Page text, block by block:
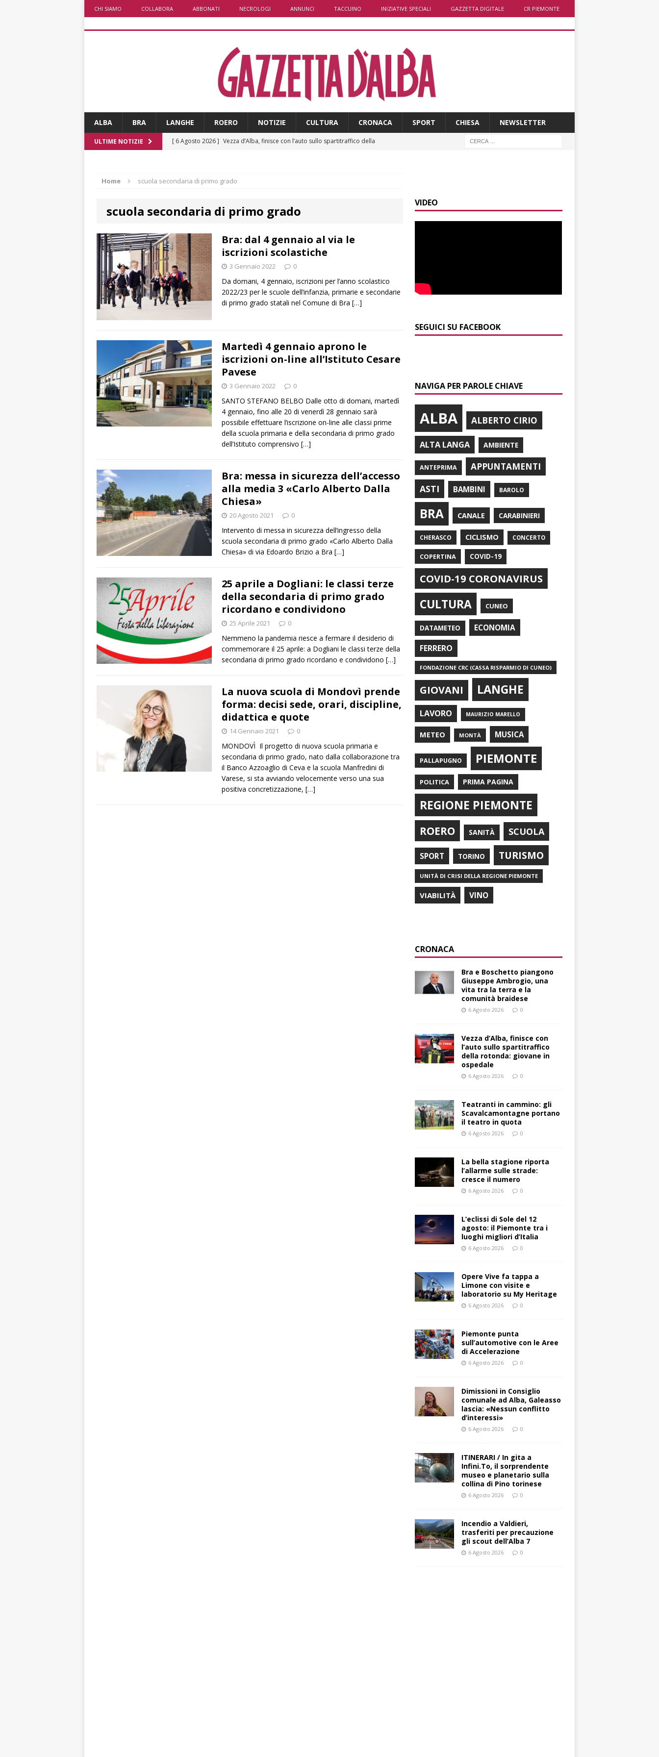
CHI SIAMO COLLABORA ABBONATI NECROLOGI ANNUNCI TACCUINO INIZIATIVE SPECIALI GAZZETTA DIGITALE CR PIEMONTE
ALBA BRA LANGHE ROERO NOTIZIE CULTURA CRONACA SPORT CHIESA NEWSLETTER
ULTIME NOTIZIE [ 6 Agosto 2026 ] Vezza d’Alba, finisce con l’auto sullo spartitraffico della
[ 6 Agosto 2026 ] Piemonte punta sull’automotive con le Aree di Accelerazione
[ 6 Agosto 2026 ]
Dimissioni in Consiglio comunale ad Alba, Galeasso lascia:
«Nessun conflitto d’interessi»
ALBA
[ 6 Agosto 2026 ]
planetario sulla collina di Pino torinese
ALBA
[ 6 Agosto 2026 ]
Incendio a Valdieri, trasferiti per precauzione gli scout
[ 6 Agosto 2026 ]
Palio di Asti, Andrea Calamassi confermato mossiere per
l’edizione 2026
ALTRE NOTIZIE
[ 6 Agosto 2026 ]
Bra e Boschetto piangono Giuseppe Ambrogio, una vita tra la
terra e la comunità braidese
BRA
Home scuola secondaria di primo grado
scuola secondaria di primo grado
Bra: dal 4 gennaio al via le
iscrizioni scolastiche
3 Gennaio 2022 0
Da domani, 4 gennaio, iscrizioni per l’anno scolastico
2022/23 per le scuole dell’infanzia, primarie e secondarie
di primo grado statali nel Comune di Bra […]
Martedì 4 gennaio aprono le
iscrizioni on-line all’Istituto Cesare
Pavese
3 Gennaio 2022 0
SANTO STEFANO BELBO Dalle otto di domani, martedì
4 gennaio, fino alle 20 di venerdì 28 gennaio sarà
possibile effettuare l’iscrizione on-line alle classi prime
della scuola primaria e della secondaria di primo grado
dell’Istituto comprensivo […]
Bra: messa in sicurezza dell’accesso
alla media 3 «Carlo Alberto Dalla
Chiesa»
20 Agosto 2021 0
Intervento di messa in sicurezza dell’ingresso della
scuola secondaria di primo grado «Carlo Alberto Dalla
Chiesa» di via Edoardo Brizio a Bra […]
25 aprile a Dogliani: le classi terze
della secondaria di primo grado
ricordano e condividono
25 Aprile 2021 0
Nemmeno la pandemia riesce a fermare il desiderio di
commemorare il 25 aprile: a Dogliani le classi terze della
secondaria di primo grado ricordano e condividono […]
La nuova scuola di Mondovì prende
forma: decisi sede, orari, discipline,
didattica e quote
14 Gennaio 2021 0
MONDOVÌ Il progetto di nuova scuola primaria e
secondaria di primo grado, nato dalla collaborazione tra
il Banco Azzoaglio di Ceva e la scuola Manfredini di
Varese, si sta avviando velocemente verso una sua
positiva concretizzazione, […]
VIDEO
SEGUICI SU FACEBOOK
NAVIGA PER PAROLE CHIAVE
ALBA ALBERTO CIRIO
ALTA LANGA AMBIENTE
ANTEPRIMA
APPUNTAMENTI
ASTI
BAMBINI BAROLO
BRA CANALE CARABINIERI
CHERASCO CICLISMO CONCERTO
COPERTINA COVID-19
COVID-19 CORONAVIRUS
CULTURA CUNEO
DATAMETEO ECONOMIA
FERRERO
FONDAZIONE CRC (CASSA RISPARMIO DI CUNEO)
GIOVANI LANGHE
LAVORO MAURIZIO MARELLO
METEO MONTÀ MUSICA
PALLAPUGNO PIEMONTE
POLITICA PRIMA PAGINA
REGIONE PIEMONTE
ROERO SANITÀ SCUOLA
SPORT TORINO TURISMO
UNITÀ DI CRISI DELLA REGIONE PIEMONTE
VIABILITÀ VINO
CRONACA
Bra e Boschetto piangono
Giuseppe Ambrogio, una
vita tra la terra e la
comunità braidese
6 Agosto 2026 0
Vezza d’Alba, finisce con
l’auto sullo spartitraffico
della rotonda: giovane in
ospedale
6 Agosto 2026 0
Teatranti in cammino: gli
Scavalcamontagne portano
il teatro in quota
6 Agosto 2026 0
La bella stagione riporta
l’allarme sulle strade:
cresce il numero
6 Agosto 2026 0
L’eclissi di Sole del 12
agosto: il Piemonte tra i
luoghi migliori d’Italia
6 Agosto 2026 0
Opere Vive fa tappa a
Limone con visite e
laboratorio su My Heritage
6 Agosto 2026 0
Piemonte punta
sull’automotive con le Aree
di Accelerazione
6 Agosto 2026 0
Dimissioni in Consiglio
comunale ad Alba, Galeasso
lascia: «Nessun conflitto
d’interessi»
6 Agosto 2026 0
ITINERARI / In gita a
Infini.To, il sorprendente
museo e planetario sulla
collina di Pino torinese
6 Agosto 2026 0
Incendio a Valdieri,
trasferiti per precauzione
gli scout dell’Alba 7
6 Agosto 2026 0